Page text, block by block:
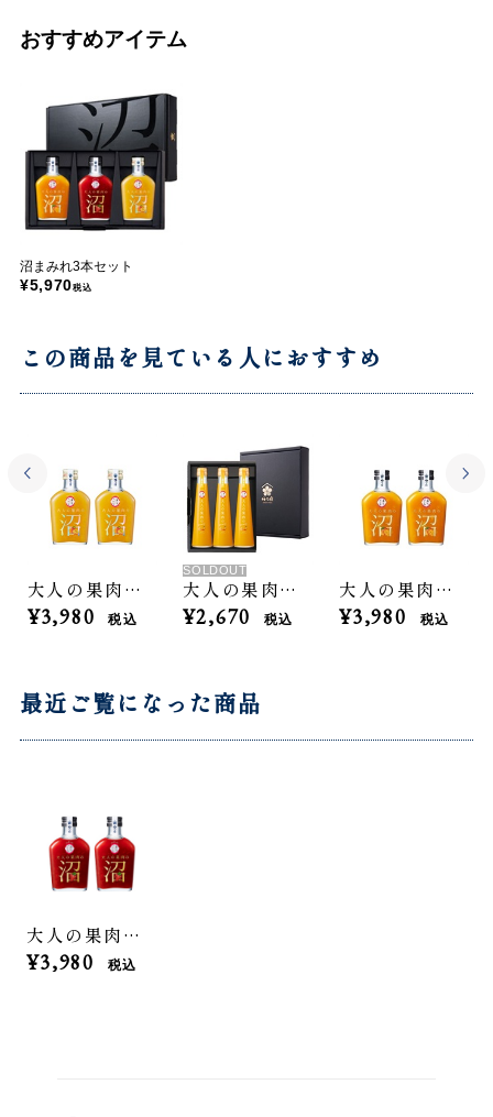
おすすめアイテム
沼まみれ3本セット
¥5,970税込
この商品を見ている人におすすめ
大人の果肉の沼「もも」2本セット
¥3,980 税込
SOLDOUT
大人の果肉のドレッシング「みかん」3本セット
¥2,670 税込
大人の果肉の沼「マンゴー」2本セット
¥3,980 税込
最近ご覧になった商品
大人の果肉の沼「いちご」2本セット
¥3,980 税込